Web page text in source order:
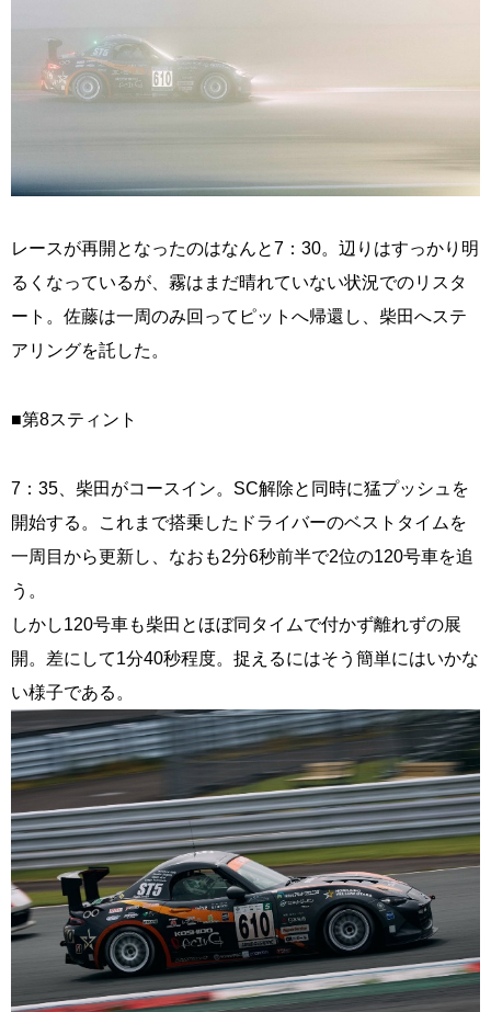
レースが再開となったのはなんと7：30。辺りはすっかり明
るくなっているが、霧はまだ晴れていない状況でのリスタ
ート。佐藤は一周のみ回ってピットへ帰還し、柴田へステ
アリングを託した。
■第8スティント
7：35、柴田がコースイン。SC解除と同時に猛プッシュを
開始する。これまで搭乗したドライバーのベストタイムを
一周目から更新し、なおも2分6秒前半で2位の120号車を追
う。
しかし120号車も柴田とほぼ同タイムで付かず離れずの展
開。差にして1分40秒程度。捉えるにはそう簡単にはいかな
い様子である。